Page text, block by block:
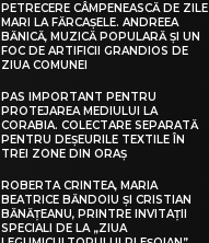
PETRECERE CÂMPENEASCĂ DE ZILE
MARI LA FĂRCAȘELE. ANDREEA
BĂNICĂ, MUZICĂ POPULARĂ ȘI UN
FOC DE ARTIFICII GRANDIOS DE
ZIUA COMUNEI
PAS IMPORTANT PENTRU
PROTEJAREA MEDIULUI LA
CORABIA. COLECTARE SEPARATĂ
PENTRU DEȘEURILE TEXTILE ÎN
TREI ZONE DIN ORAȘ
ROBERTA CRINTEA, MARIA
BEATRICE BĂNDOIU ȘI CRISTIAN
BĂNĂȚEANU, PRINTRE INVITAȚII
SPECIALI DE LA „ZIUA